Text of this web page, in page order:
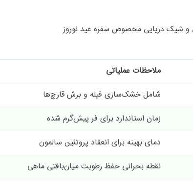
و شیک دریایی مخصوص سفره عید نوروز
ملاحظات عملیاتی
شامل خشک‌سازی فیله و برش قارچ‌ها
زمان استاندارد برای فر پیش‌گرم شده
دمای بهینه برای انعقاد پروتئین سالمون
نقطه بحرانی حفظ رطوبت میان‌بافتی ماهی